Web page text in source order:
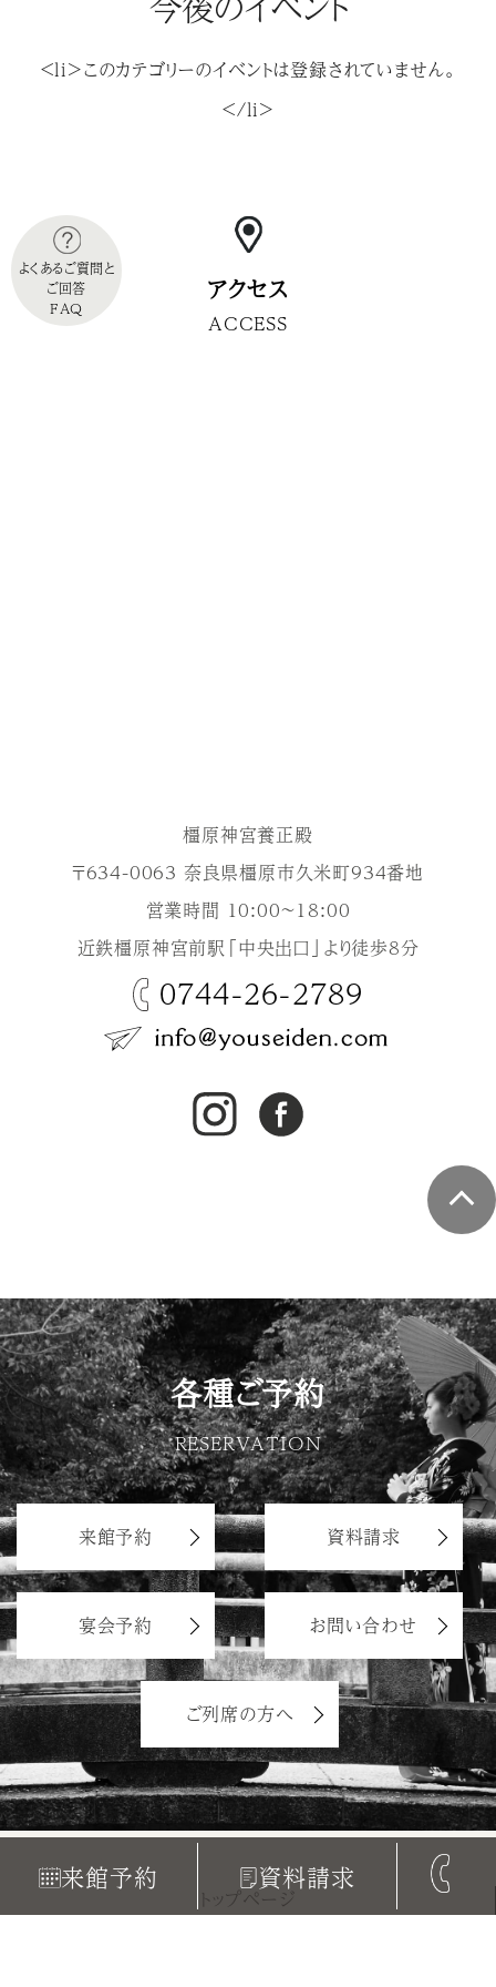
来館予約 資料請求
<li>このカテゴリーのイベントは登録されていません。
</li>
アクセス
ACCESS
橿原神宮養正殿
〒634-0063 奈良県橿原市久米町934番地
営業時間 10:00～18:00
近鉄橿原神宮前駅「中央出口」より徒歩8分
0744-26-2789
よくあるご質問と
ご回答
FAQ
各種ご予約
RESERVATION
来館予約 資料請求
宴会予約 お問い合わせ
ご列席の方へ
トップページ